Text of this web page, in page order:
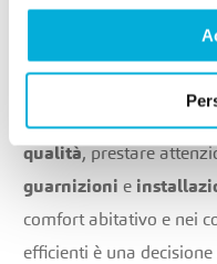
termico della tua casa.
qualità, prestare
guarnizioni e
comfort abitativo e nei
efficienti è una